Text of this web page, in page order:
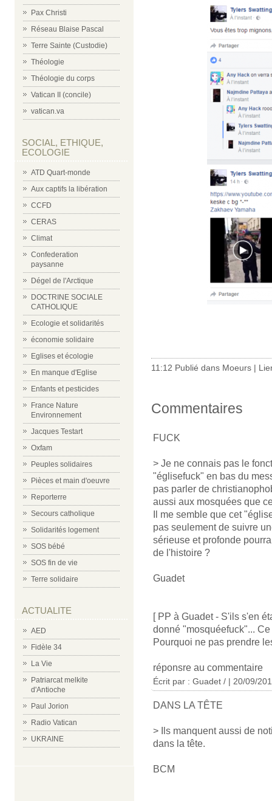
Pax Christi
Réseau Blaise Pascal
Terre Sainte (Custodie)
Théologie
Théologie du corps
Vatican II (concile)
vatican.va
SOCIAL, ETHIQUE,
ECOLOGIE
ATD Quart-monde
Aux captifs la libération
CCFD
CERAS
Climat
Confederation
paysanne
Dégel de l'Arctique
DOCTRINE SOCIALE
CATHOLIQUE
Ecologie et solidarités
économie solidaire
Eglises et écologie
En manque d'Eglise
Enfants et pesticides
France Nature
Environnement
Jacques Testart
Oxfam
Peuples solidaires
Pièces et main d'oeuvre
Reporterre
Secours catholique
Solidarités logement
SOS bébé
SOS fin de vie
Terre solidaire
ACTUALITE
AED
Fidèle 34
La Vie
Patriarcat melkite
d'Antioche
Paul Jorion
Radio Vatican
UKRAINE
11:12 Publié dans Moeurs |
Commentaires
FUCK
> Je ne connais pas le
"églisefuck" en bas du
pas parler de
aussi aux mosquées que
Il me semble que cet
pas seulement de suivre
sérieuse et profonde
de l'histoire ?
Guadet
[ PP à Guadet - S'ils s'en
donné "mosquéefuck"...
Pourquoi ne pas prendre
réponsre au commentaire
Écrit par : Guadet / | 20/09/
DANS LA TÊTE
> Ils manquent aussi de
dans la tête.
BCM